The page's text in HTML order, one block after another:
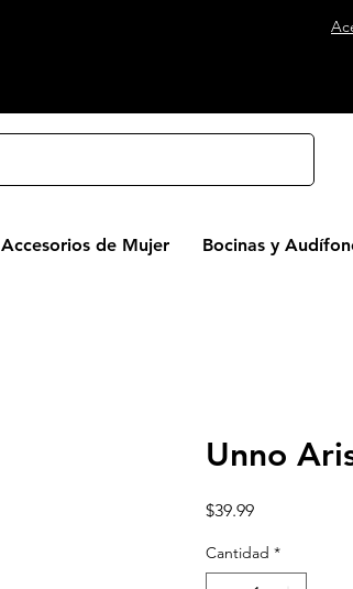
Accesorios de Mujer Bocinas y
Unno
$39.99Precio
Cantidad *